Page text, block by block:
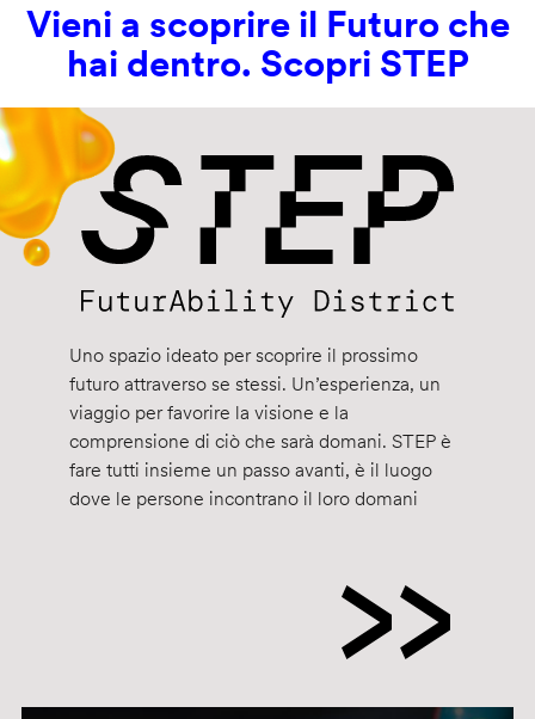
Vieni a scoprire il Futuro che
hai dentro. Scopri STEP
Uno spazio ideato per scoprire il prossimo
futuro attraverso se stessi. Un’esperienza, un
viaggio per favorire la visione e la
comprensione di ciò che sarà domani. STEP è
fare tutti insieme un passo avanti, è il luogo
dove le persone incontrano il loro domani